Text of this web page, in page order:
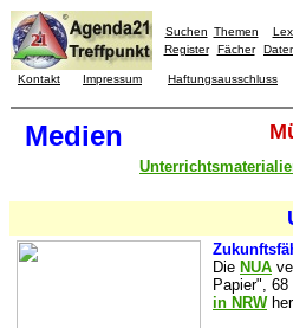
Suchen Themen
Register
Fächer
Kontakt Impressum Haftungsausschluss
Medien
Die NUA
Papier",
in NRW